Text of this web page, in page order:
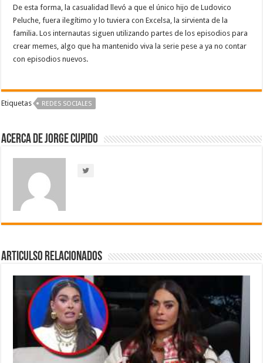
De esta forma, la casualidad llevó a que el único hijo de Ludovico
Peluche, fuera ilegítimo y lo tuviera con Excelsa, la sirvienta de la
familia. Los internautas siguen utilizando partes de los episodios para
crear memes, algo que ha mantenido viva la serie pese a ya no contar
con episodios nuevos.
Etiquetas REDES SOCIALES
Acerca de Jorge Cupido
Articulso Relacionados